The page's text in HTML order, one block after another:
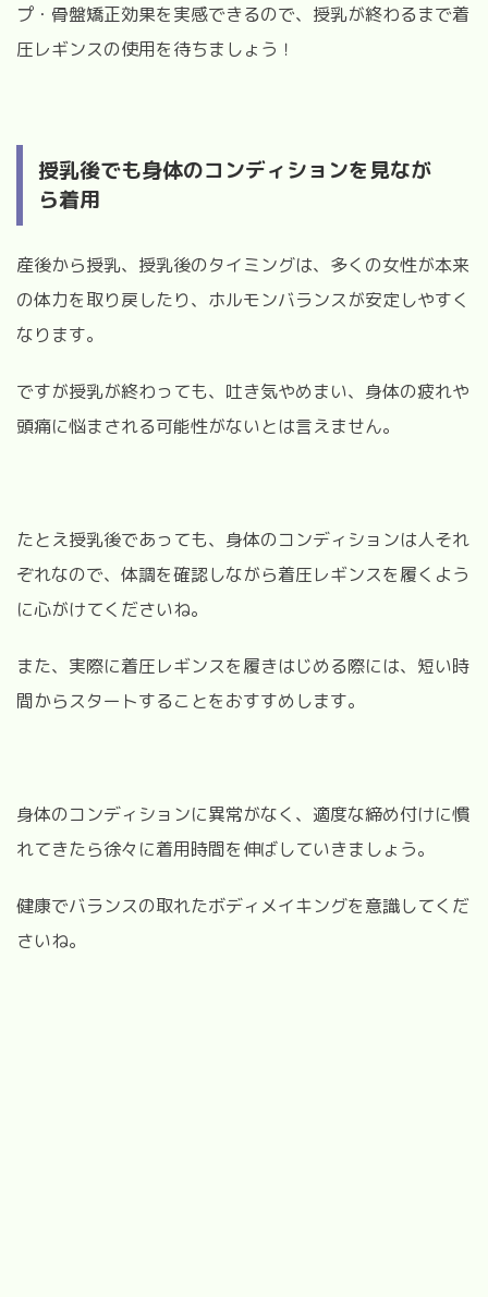
プ・骨盤矯正効果を実感できるので、授乳が終わるまで着
圧レギンスの使用を待ちましょう！
授乳後でも身体のコンディションを見なが
ら着用
産後から授乳、授乳後のタイミングは、多くの女性が本来
の体力を取り戻したり、ホルモンバランスが安定しやすく
なります。
ですが授乳が終わっても、吐き気やめまい、身体の疲れや
頭痛に悩まされる可能性がないとは言えません。
たとえ授乳後であっても、身体のコンディションは人それ
ぞれなので、体調を確認しながら着圧レギンスを履くよう
に心がけてくださいね。
また、実際に着圧レギンスを履きはじめる際には、短い時
間からスタートすることをおすすめします。
身体のコンディションに異常がなく、適度な締め付けに慣
れてきたら徐々に着用時間を伸ばしていきましょう。
健康でバランスの取れたボディメイキングを意識してくだ
さいね。